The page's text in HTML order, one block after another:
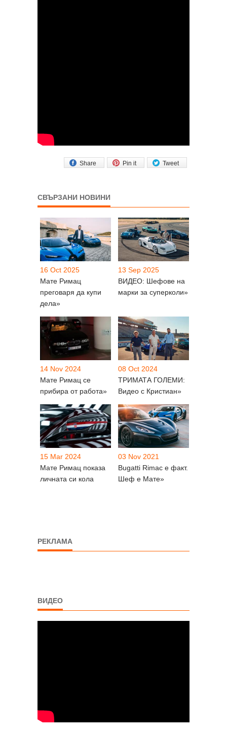
Tweet
Pin it
Share
СВЪРЗАНИ НОВИНИ
16 Oct 2025
Мате Римац
преговаря да купи
дела»
13 Sep 2025
ВИДЕО: Шефове на
марки за суперколи»
14 Nov 2024
Мате Римац се
прибира от работа»
08 Oct 2024
ТРИМАТА ГОЛЕМИ:
Видео с Кристиан»
15 Mar 2024
Мате Римац показа
личната си кола
03 Nov 2021
Bugatti Rimac е факт.
Шеф е Мате»
РЕКЛАМА
ВИДЕО